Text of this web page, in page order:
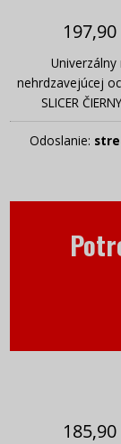
197,90
Univerzálny
nehrdzavejúcej
SLICER
Odoslanie:
185,90